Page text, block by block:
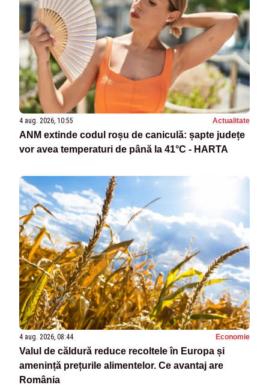
4 aug. 2026, 10:55 Actualitate
ANM extinde codul roșu de caniculă: șapte județe
vor avea temperaturi de până la 41°C - HARTA
4 aug. 2026, 08:44 Economie
Valul de căldură reduce recoltele în Europa și
amenință prețurile alimentelor. Ce avantaj are
România